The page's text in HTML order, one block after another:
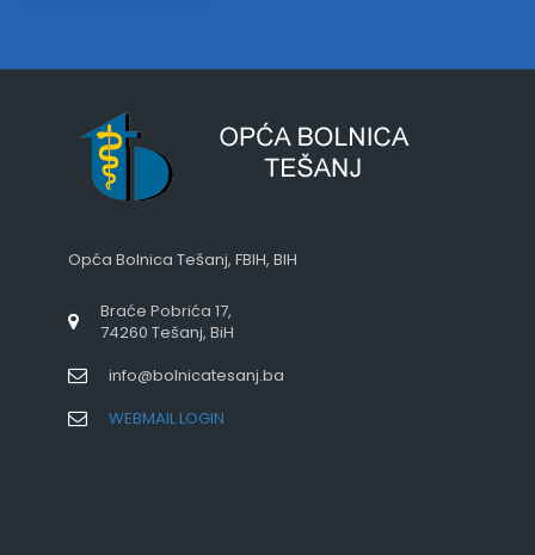
Opća Bolnica Tešanj, FBIH, BIH
Braće Pobrića 17,
74260 Tešanj, BiH
info@bolnicatesanj.ba
WEBMAIL LOGIN